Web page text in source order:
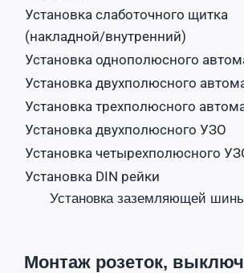
Установка слаботочного щитка
(накладной/внутренний)
Установка однополюсного
Установка двухполюсного
Установка трехполюсного
Установка двухполюсного УЗО
Установка четырехполюсного
Установка DIN рейки
Установка заземляющей
Монтаж розеток,